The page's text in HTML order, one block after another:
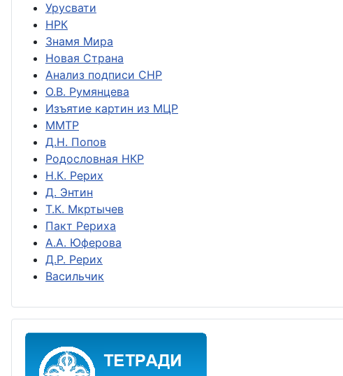
Урусвати
НРК
Знамя Мира
Новая Страна
Анализ подписи СНР
О.В. Румянцева
Изъятие картин из МЦР
ММТР
Д.Н. Попов
Родословная НКР
Н.К. Рерих
Д. Энтин
Т.К. Мкртычев
Пакт Рериха
А.А. Юферова
Д.Р. Рерих
Васильчик